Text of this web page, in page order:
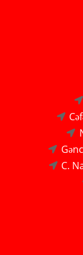
C.